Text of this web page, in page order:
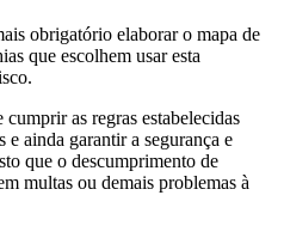
obrigatório elaborar o mapa de
que escolhem usar esta
as regras estabelecidas
e ainda garantir a segurança e
que o descumprimento de
multas ou demais problemas à